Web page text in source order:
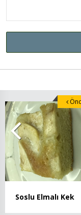
Soslu Elmalı Kek